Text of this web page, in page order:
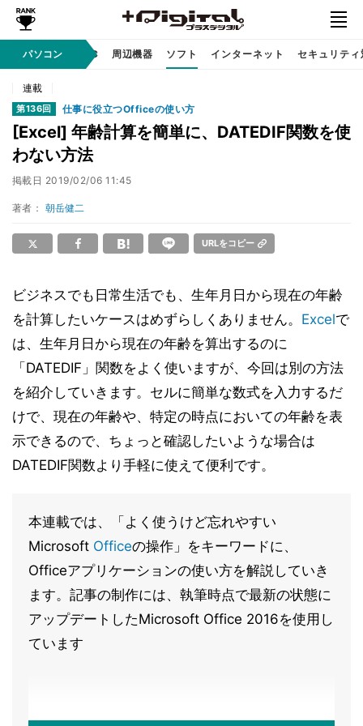
パソコン
クノロジ AI PC 周辺機器 ソフト インターネット セキュリティ
連載
第136回 仕事に役立つOfficeの使い方
[Excel] 年齢計算を簡単に、DATEDIF関数を使
わない方法
掲載日 2019/02/06 11:45
著者： 朝岳健二
URLをコピー
ビジネスでも日常生活でも、生年月日から現在の年齢
を計算したいケースはめずらしくありません。 Excelで
は、生年月日から現在の年齢を算出するのに
「DATEDIF」関数をよく使いますが、今回は別の方法
を紹介していきます。セルに簡単な数式を入力するだ
けで、現在の年齢や、特定の時点においての年齢を表
示できるので、ちょっと確認したいような場合は
DATEDIF関数より手軽に使えて便利です。
本連載では、「よく使うけど忘れやすい
Microsoft Officeの操作」をキーワードに、
Officeアプリケーションの使い方を解説していき
ます。記事の制作には、執筆時点で最新の状態に
アップデートしたMicrosoft Office 2016を使用し
ています